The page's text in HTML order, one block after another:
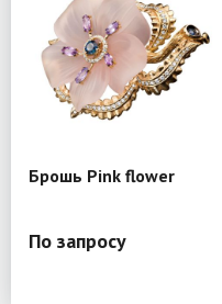
Брошь Pink flower
По запросу